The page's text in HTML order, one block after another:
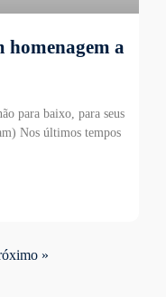
a
para baixo, para seus
Nos últimos tempos
»